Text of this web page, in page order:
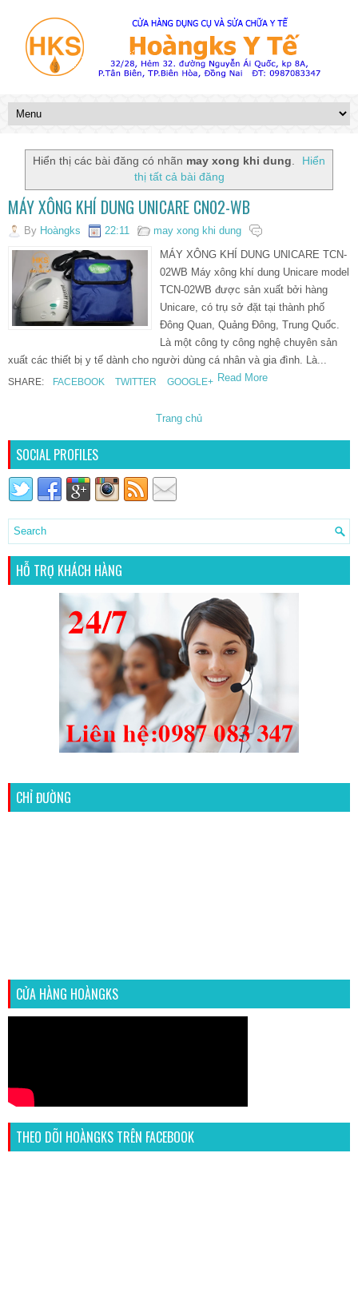
Hiển thị các bài đăng có nhãn may xong khi dung.
Hiển
thị tất cả bài đăng
MÁY XÔNG KHÍ DUNG UNICARE CN02-WB
By Hoàngks 22:11
may xong khi dung
MÁY XÔNG KHÍ DUNG UNICARE TCN-
02WB Máy xông khí dung Unicare model
TCN-02WB được sản xuất bởi hàng
Unicare, có trụ sở đặt tại thành phố
Đông Quan, Quảng Đông, Trung Quốc.
Là một công ty công nghệ chuyên sản
xuất các thiết bị y tế dành cho người dùng cá nhân và gia đình. Là...
SHARE: FACEBOOK TWITTER GOOGLE+ Read More
Trang chủ
SOCIAL PROFILES
HỖ TRỢ KHÁCH HÀNG
CHỈ ĐƯỜNG
CỬA HÀNG HOÀNGKS
THEO DÕI HOÀNGKS TRÊN FACEBOOK